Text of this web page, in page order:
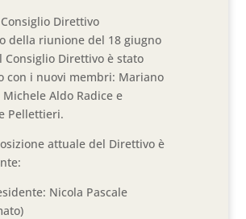
Direttivo
della riunione del 18 giugno
Consiglio Direttivo è stato
con i nuovi membri: Mariano
Michele Aldo Radice e
Pellettieri.
attuale del Direttivo è
Nicola Pascale